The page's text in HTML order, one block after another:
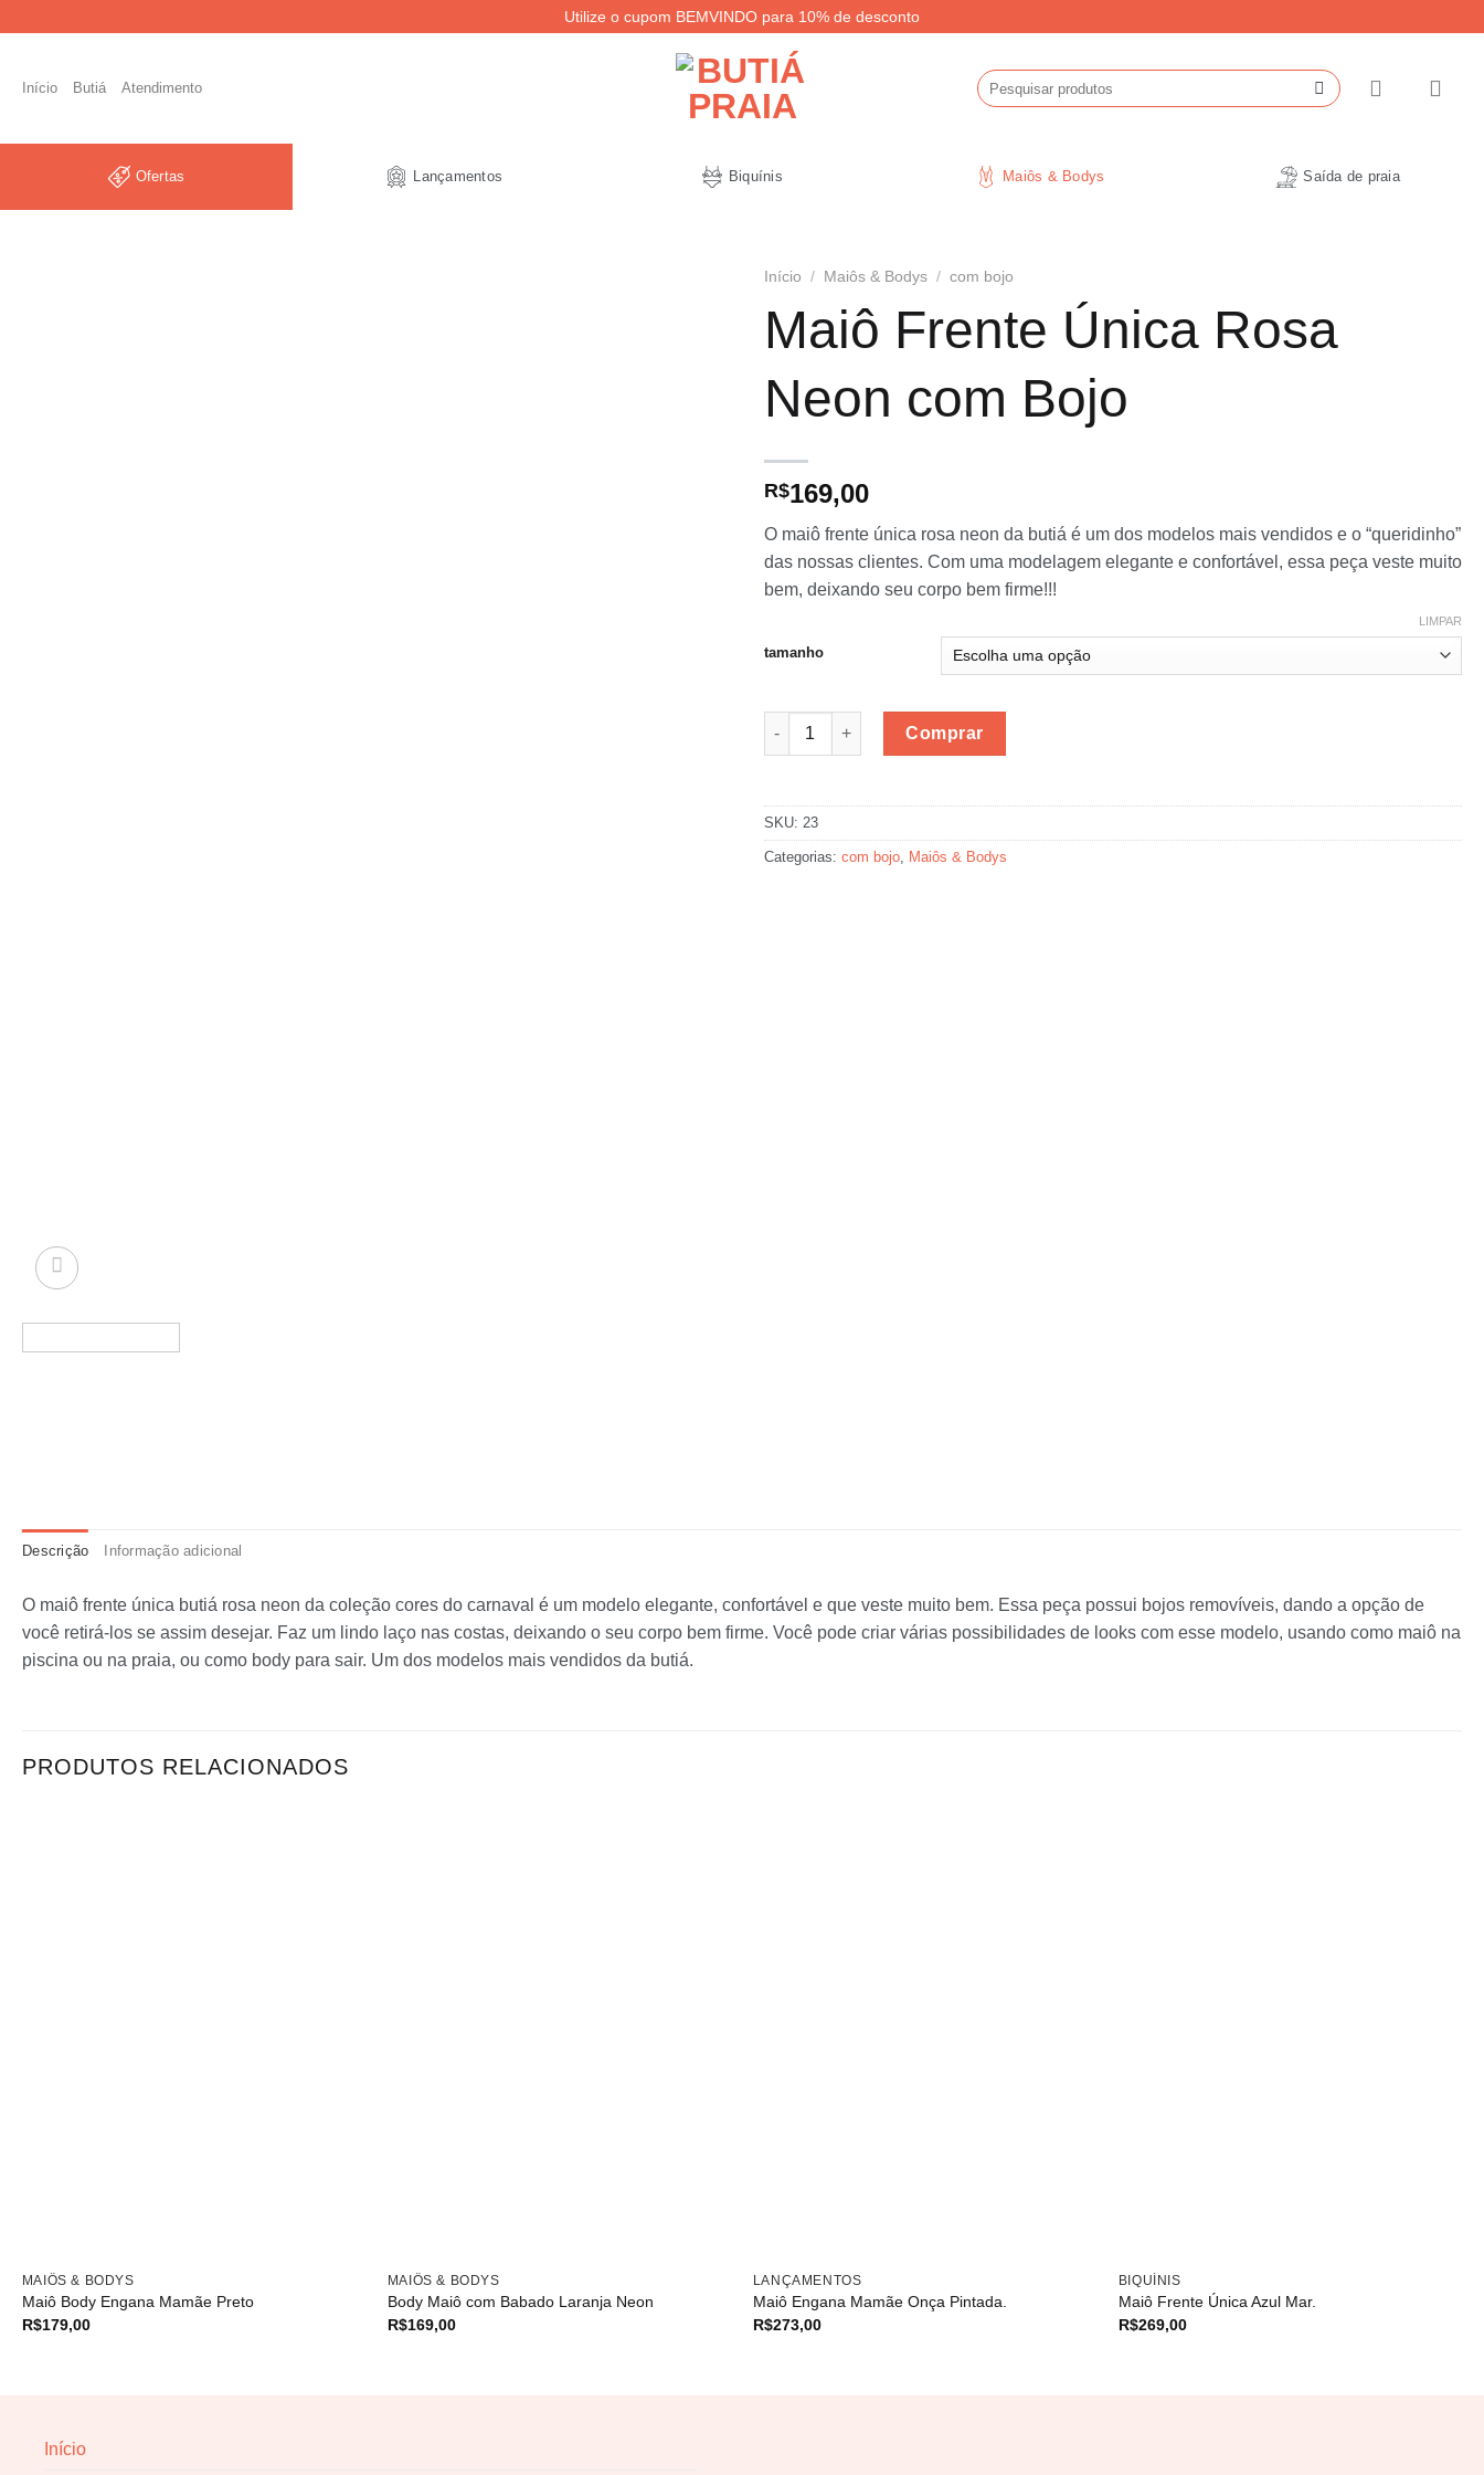
Utilize o cupom BEMVINDO para 10% de desconto
Início Butiá Atendimento
Pesquisar
por:
Ofertas Lançamentos Biquínis Maiôs & Bodys Saída de praia
Início / Maiôs & Bodys / com bojo
Maiô Frente Única Rosa
Neon com Bojo
R$169,00
O maiô frente única rosa neon da butiá é um dos modelos mais vendidos e o “queridinho”
das nossas clientes. Com uma modelagem elegante e confortável, essa peça veste muito
bem, deixando seu corpo bem firme!!!
tamanho
LIMPAR
Maiô Frente Única Rosa Neon com Bojo quantidade
Comprar
SKU: 23
Categorias: com bojo Maiôs & Bodys
Descrição Informação adicional
O maiô frente única butiá rosa neon da coleção cores do carnaval é um modelo elegante, confortável e que veste muito bem. Essa peça possui bojos removíveis, dando a opção de
você retirá-los se assim desejar. Faz um lindo laço nas costas, deixando o seu corpo bem firme. Você pode criar várias possibilidades de looks com esse modelo, usando como maiô na
piscina ou na praia, ou como body para sair. Um dos modelos mais vendidos da butiá.
PRODUTOS RELACIONADOS
MAIÔS & BODYS
Maiô Body Engana Mamãe Preto
R$179,00
MAIÔS & BODYS
Body Maiô com Babado Laranja Neon
R$169,00
LANÇAMENTOS
Maiô Engana Mamãe Onça Pintada.
R$273,00
BIQUÍNIS
Maiô Frente Única Azul Mar.
R$269,00
Início